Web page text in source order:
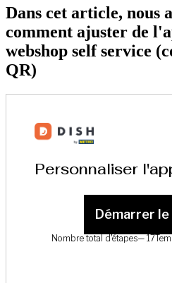
Dans cet article, nous
comment ajuster de
webshop self service
QR)